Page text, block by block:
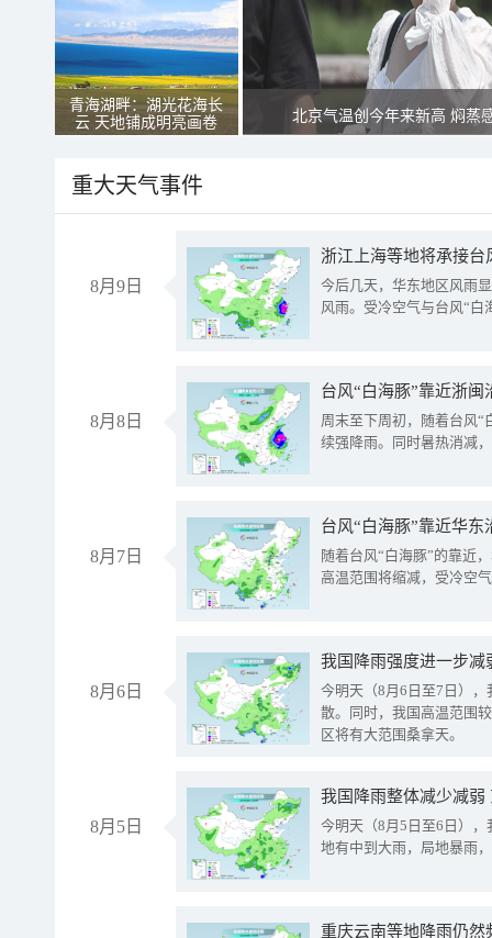
青海湖畔：湖光花海长
云 天地铺成明亮画卷
北京气温创今年来新高 焖蒸
重大天气事件
8月9日
浙江上海等地将承接台
今后几天，华东地区风雨
风雨。受冷空气与台风“白
8月8日
台风“白海豚”靠近浙
周末至下周初，随着台风“
续强降雨。同时暑热消减
8月7日
台风“白海豚”靠近华
随着台风“白海豚”的靠近
高温范围将缩减，受冷空
8月6日
今明天（8月6日至7日）
散。同时，我国高温范围
区将有大范围桑拿天。
8月5日
我国降雨整体减少减弱
今明天（8月5日至6日）
地有中到大雨，局地暴雨
重庆云南等地降雨仍然